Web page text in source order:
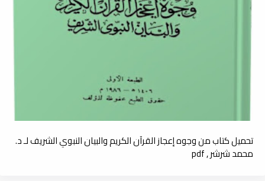
تحميل كتاب من وجوه إعجاز القرآن الكريم والبيان النبوي الشريف لـ د.
محمد شرشر , pdf